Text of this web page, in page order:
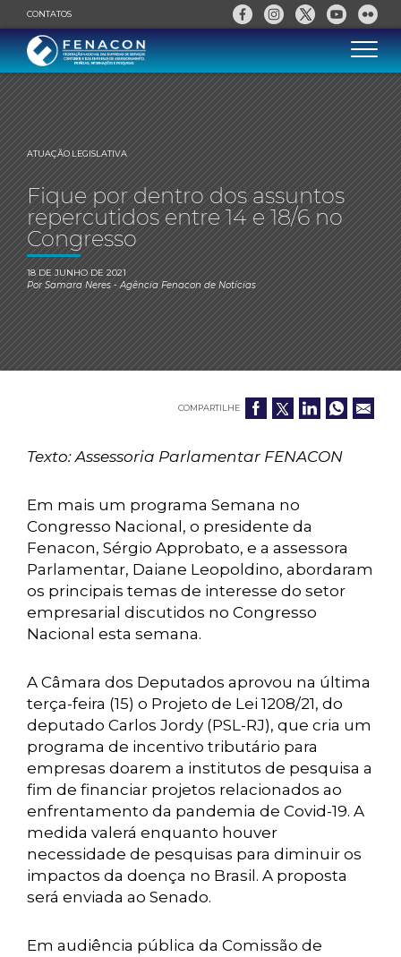
CONTATOS
ATUAÇÃO LEGISLATIVA
Fique por dentro dos assuntos
repercutidos entre 14 e 18/6 no
Congresso
18 DE JUNHO DE 2021
PorSamara Neres- Agência Fenacon de Notícias
COMPARTILHE
Texto: Assessoria Parlamentar FENACON
Em mais um programa Semana no
Congresso Nacional, o presidente da
Fenacon, Sérgio Approbato, e a assessora
Parlamentar, Daiane Leopoldino, abordaram
os principais temas de interesse do setor
empresarial discutidos no Congresso
Nacional esta semana.
A Câmara dos Deputados aprovou na última
terça-feira (15) o Projeto de Lei 1208/21, do
deputado Carlos Jordy (PSL-RJ), que cria um
programa de incentivo tributário para
empresas doarem a institutos de pesquisa a
fim de financiar projetos relacionados ao
enfrentamento da pandemia de Covid-19. A
medida valerá enquanto houver
necessidade de pesquisas para diminuir os
impactos da doença no Brasil. A proposta
será enviada ao Senado.
Em audiência pública da Comissão de